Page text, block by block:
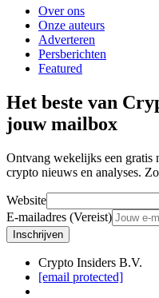
Over ons
Onze auteurs
Adverteren
Persberichten
Featured
Het beste van
jouw mailbox
Ontvang wekelijks een gratis
crypto nieuws en analyses.
Website
E-mailadres (Vereist)
Inschrijven
Crypto Insiders B.V.
[email protected]